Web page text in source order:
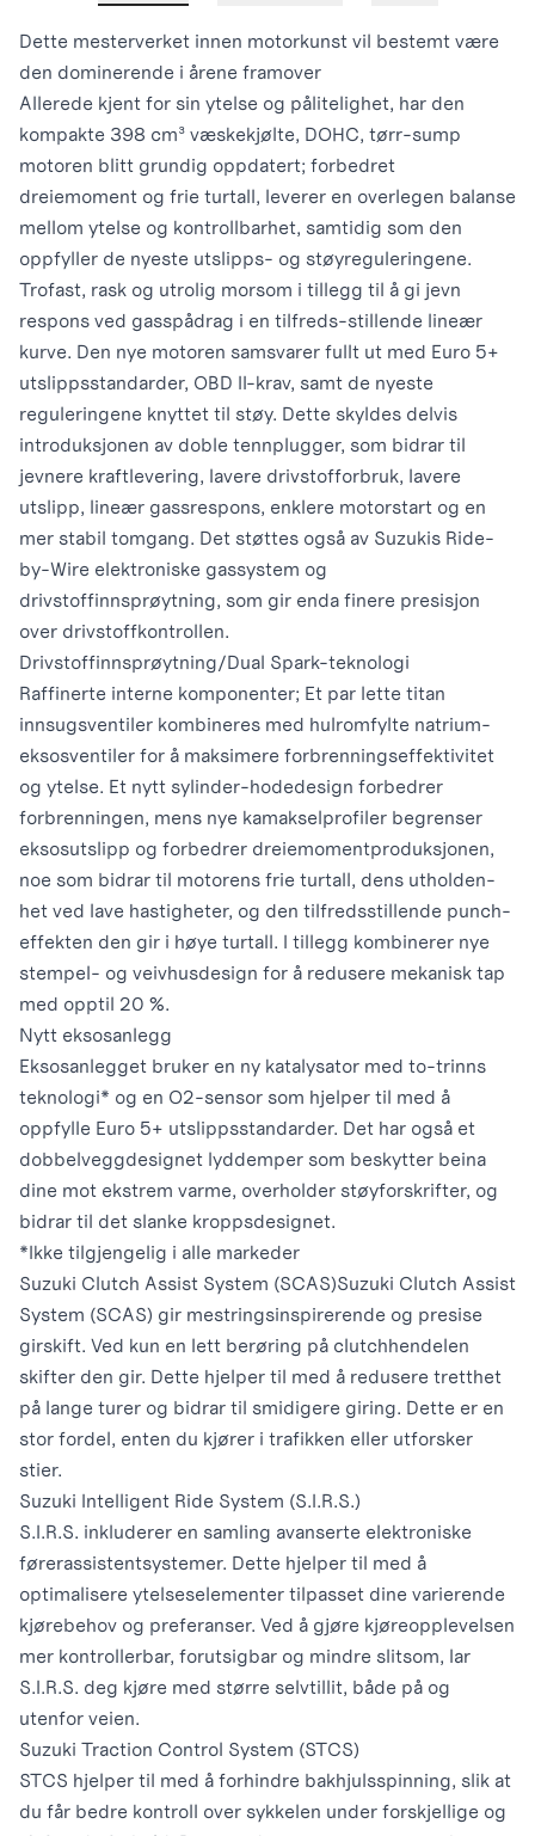
Dette mesterverket innen motorkunst vil bestemt være
den dominerende i årene framover
Allerede kjent for sin ytelse og pålitelighet, har den
kompakte 398 cm³ væskekjølte, DOHC, tørr-sump
motoren blitt grundig oppdatert; forbedret
dreiemoment og frie turtall, leverer en overlegen balanse
mellom ytelse og kontrollbarhet, samtidig som den
oppfyller de nyeste utslipps- og støyreguleringene.
Trofast, rask og utrolig morsom i tillegg til å gi jevn
respons ved gasspådrag i en tilfreds-stillende lineær
kurve. Den nye motoren samsvarer fullt ut med Euro 5+
utslippsstandarder, OBD II-krav, samt de nyeste
reguleringene knyttet til støy. Dette skyldes delvis
introduksjonen av doble tennplugger, som bidrar til
jevnere kraftlevering, lavere drivstofforbruk, lavere
utslipp, lineær gassrespons, enklere motorstart og en
mer stabil tomgang. Det støttes også av Suzukis Ride-
by-Wire elektroniske gassystem og
drivstoffinnsprøytning, som gir enda finere presisjon
over drivstoffkontrollen.
Drivstoffinnsprøytning/Dual Spark-teknologi
Raffinerte interne komponenter; Et par lette titan
innsugsventiler kombineres med hulromfylte natrium-
eksosventiler for å maksimere forbrenningseffektivitet
og ytelse. Et nytt sylinder-hodedesign forbedrer
forbrenningen, mens nye kamakselprofiler begrenser
eksosutslipp og forbedrer dreiemomentproduksjonen,
noe som bidrar til motorens frie turtall, dens utholden-
het ved lave hastigheter, og den tilfredsstillende punch-
effekten den gir i høye turtall. I tillegg kombinerer nye
stempel- og veivhusdesign for å redusere mekanisk tap
med opptil 20 %.
Nytt eksosanlegg
Eksosanlegget bruker en ny katalysator med to-trinns
teknologi* og en O2-sensor som hjelper til med å
oppfylle Euro 5+ utslippsstandarder. Det har også et
dobbelveggdesignet lyddemper som beskytter beina
dine mot ekstrem varme, overholder støyforskrifter, og
bidrar til det slanke kroppsdesignet.
*Ikke tilgjengelig i alle markeder
Suzuki Clutch Assist System (SCAS)Suzuki Clutch Assist
System (SCAS) gir mestringsinspirerende og presise
girskift. Ved kun en lett berøring på clutchhendelen
skifter den gir. Dette hjelper til med å redusere tretthet
på lange turer og bidrar til smidigere giring. Dette er en
stor fordel, enten du kjører i trafikken eller utforsker
stier.
Suzuki Intelligent Ride System (S.I.R.S.)
S.I.R.S. inkluderer en samling avanserte elektroniske
førerassistentsystemer. Dette hjelper til med å
optimalisere ytelseselementer tilpasset dine varierende
kjørebehov og preferanser. Ved å gjøre kjøreopplevelsen
mer kontrollerbar, forutsigbar og mindre slitsom, lar
S.I.R.S. deg kjøre med større selvtillit, både på og
utenfor veien.
Suzuki Traction Control System (STCS)
STCS hjelper til med å forhindre bakhjulsspinning, slik at
du får bedre kontroll over sykkelen under forskjellige og